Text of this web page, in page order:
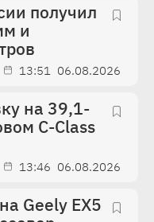
получил
и
13:51 06.08.2026
на 39,1-
C-Class
13:46 06.08.2026
Geely EX5